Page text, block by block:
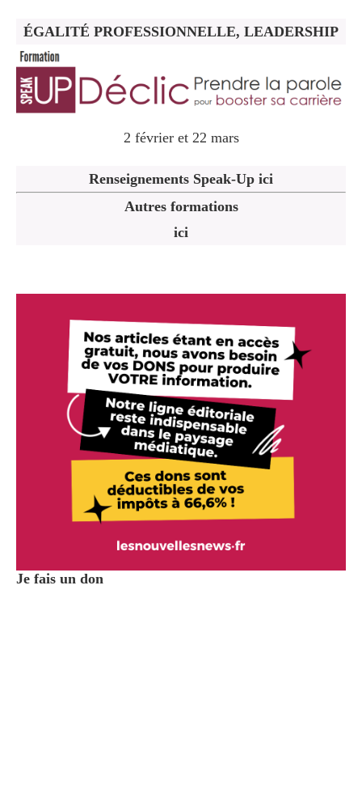
ÉGALITÉ PROFESSIONNELLE, LEADERSHIP
2 février et 22 mars
Renseignements Speak-Up ici
Autres formations
ici
Je fais un don